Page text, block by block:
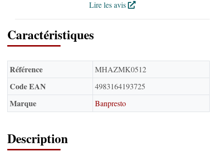
Lire les avis
Caractéristiques
Référence MHAZMK0512
Code EAN 4983164193725
Marque Banpresto
Description